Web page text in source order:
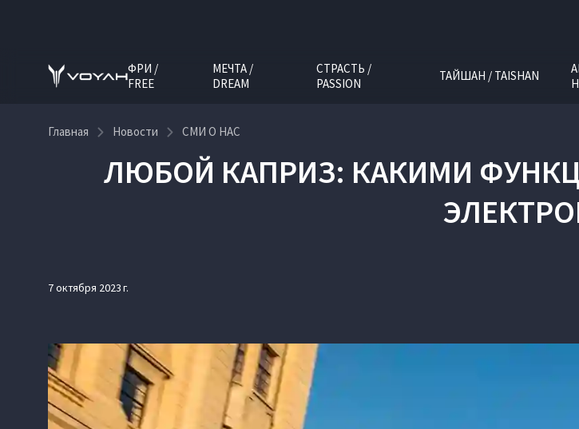
ФРИ /
FREE
МЕЧТА /
DREAM
СТРАСТЬ /
PASSION
ТАЙШАН / TAISHAN
Главная Новости СМИ О НАС
ЛЮБОЙ КАПРИЗ: КАКИМИ
7 октября 2023 г.